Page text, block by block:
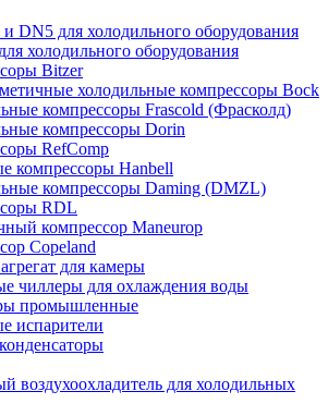
DN5 для холодильного оборудования
холодильного оборудования
Bitzer
холодильные компрессоры Bock
компрессоры Frascold (Фрасколд)
компрессоры Dorin
RefComp
компрессоры Hanbell
компрессоры Daming (DMZL)
RDL
компрессор Maneurop
Copeland
для камеры
чиллеры для охлаждения воды
промышленные
испарители
для холодильных